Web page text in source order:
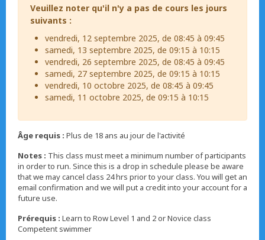
Veuillez noter qu'il n'y a pas de cours les jours
suivants :
vendredi, 12 septembre 2025, de 08:45 à 09:45
samedi, 13 septembre 2025, de 09:15 à 10:15
vendredi, 26 septembre 2025, de 08:45 à 09:45
samedi, 27 septembre 2025, de 09:15 à 10:15
vendredi, 10 octobre 2025, de 08:45 à 09:45
samedi, 11 octobre 2025, de 09:15 à 10:15
Âge requis : Plus de 18 ans au jour de l'activité
Notes : This class must meet a minimum number of participants
in order to run. Since this is a drop in schedule please be aware
that we may cancel class 24 hrs prior to your class. You will get an
email confirmation and we will put a credit into your account for a
future use.
Prérequis : Learn to Row Level 1 and 2 or Novice class
Competent swimmer